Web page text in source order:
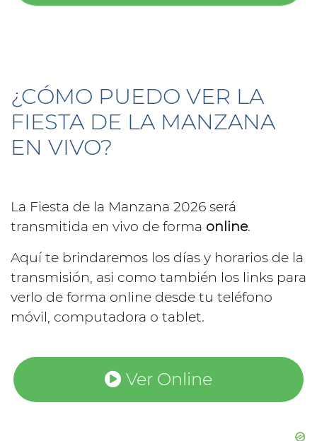
¿CÓMO PUEDO VER LA
FIESTA DE LA MANZANA
EN VIVO?
La Fiesta de la Manzana 2026 será
transmitida en vivo de forma online.
Aquí te brindaremos los días y horarios de la
transmisión, asi como también los links para
verlo de forma online desde tu teléfono
móvil, computadora o tablet.
Ver Online